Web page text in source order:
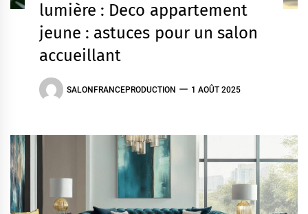
lumière : Deco appartement
jeune : astuces pour un salon
accueillant
SALONFRANCEPRODUCTION 1 AOÛT 2025